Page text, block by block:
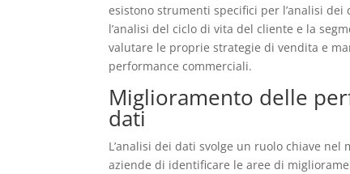
esistono strumenti specifici per l’analisi
l’analisi del ciclo di vita del cliente e la
valutare le proprie strategie di vendita e
performance commerciali.
Miglioramento delle
dati
L’analisi dei dati svolge un ruolo chiave
aziende di identificare le aree di